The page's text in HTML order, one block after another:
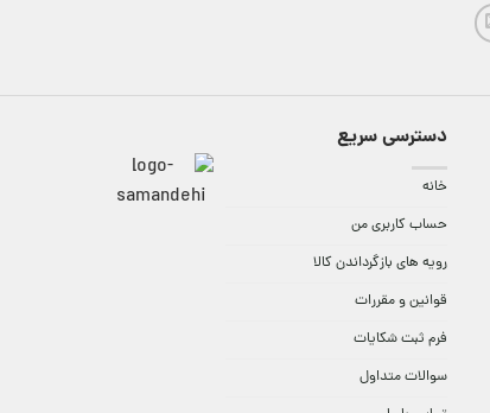
دسترسی سریع
خانه
حساب کاربری من
رویه های بازگرداندن کالا
قوانین و مقررات
فرم ثبت شکایات
سوالات متداول